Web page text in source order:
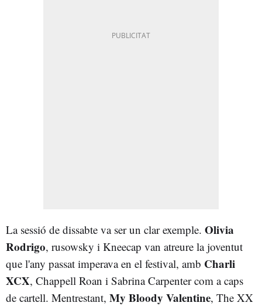
La sessió de dissabte va ser un clar exemple. Olivia
Rodrigo, rusowsky i Kneecap van atreure la joventut
que l'any passat imperava en el festival, amb Charli
XCX, Chappell Roan i Sabrina Carpenter com a caps
de cartell. Mentrestant, My Bloody Valentine, The XX